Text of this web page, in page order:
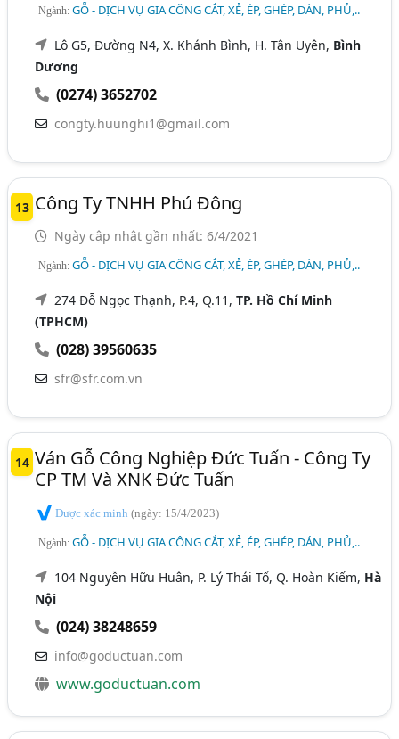
Ngành:GỖ - DỊCH VỤ GIA CÔNG CẮT, XẺ, ÉP, GHÉP, DÁN, PHỦ,..
Lô G5, Đường N4, X. Khánh Bình, H. Tân Uyên, Bình
Dương
(0274) 3652702
congty.huunghi1@gmail.com
13 Công Ty TNHH Phú Đông
Ngày cập nhật gần nhất: 6/4/2021
Ngành:GỖ - DỊCH VỤ GIA CÔNG CẮT, XẺ, ÉP, GHÉP, DÁN, PHỦ,..
274 Đỗ Ngọc Thạnh, P.4, Q.11,TP. Hồ Chí Minh
(TPHCM)
(028) 39560635
sfr@sfr.com.vn
14 Ván Gỗ Công Nghiệp Đức Tuấn - Công Ty
CP TM Và XNK Đức Tuấn
Được xác minh(ngày: 15/4/2023)
Ngành:GỖ - DỊCH VỤ GIA CÔNG CẮT, XẺ, ÉP, GHÉP, DÁN, PHỦ,..
104 Nguyễn Hữu Huân, P. Lý Thái Tổ, Q. Hoàn Kiếm, Hà
Nội
(024) 38248659
info@goductuan.com
www.goductuan.com